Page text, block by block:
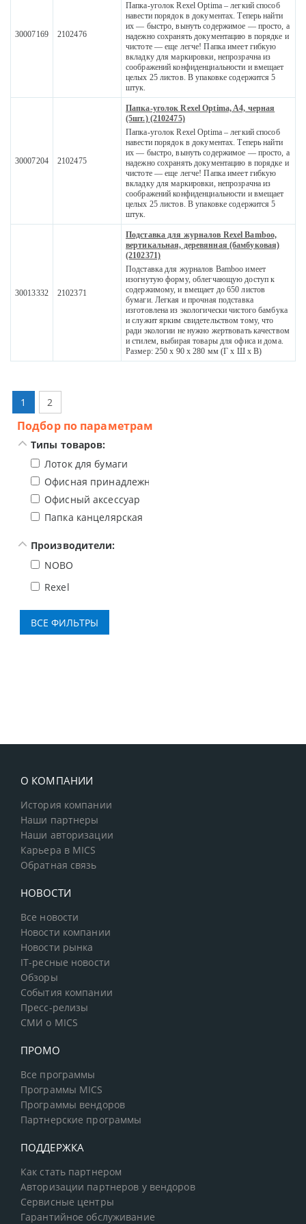
30007169 2102476
Папка-уголок Rexel Optima – легкий способ
навести порядок в документах. Теперь найти
их — быстро, вынуть содержимое — просто, а
надежно сохранять документацию в порядке и
чистоте — еще легче! Папка имеет гибкую
вкладку для маркировки, непрозрачна из
соображений конфиденциальности и вмещает
целых 25 листов. В упаковке содержится 5
штук.
30007204 2102475
Папка-уголок Rexel Optima, A4, черная
(5шт.) (2102475)
Папка-уголок Rexel Optima – легкий способ
навести порядок в документах. Теперь найти
их — быстро, вынуть содержимое — просто, а
надежно сохранять документацию в порядке и
чистоте — еще легче! Папка имеет гибкую
вкладку для маркировки, непрозрачна из
соображений конфиденциальности и вмещает
целых 25 листов. В упаковке содержится 5
штук.
30013332 2102371
Подставка для журналов Rexel Bamboo,
вертикальная, деревянная (бамбуковая)
(2102371)
Подставка для журналов Bamboo имеет
изогнутую форму, облегчающую доступ к
содержимому, и вмещает до 650 листов
бумаги. Легкая и прочная подставка
изготовлена из экологически чистого бамбука
и служит ярким свидетельством тому, что
ради экологии не нужно жертвовать качеством
и стилем, выбирая товары для офиса и дома.
Размер: 250 x 90 x 280 мм (Г x Ш x В)
1 2
Подбор по параметрам
Типы товаров:
Лоток для бумаги
Офисная принадлежность для рабочего стола
Офисный аксессуар
Папка канцелярская
Производители:
NOBO
Rexel
О КОМПАНИИ
История компании
Наши партнеры
Наши авторизации
Карьера в MICS
Обратная связь
НОВОСТИ
Все новости
Новости компании
Новости рынка
IT-ресные новости
Обзоры
События компании
Пресс-релизы
СМИ о MICS
ПРОМО
Все программы
Программы MICS
Программы вендоров
Партнерские программы
ПОДДЕРЖКА
Как стать партнером
Авторизации партнеров у вендоров
Сервисные центры
Гарантийное обслуживание